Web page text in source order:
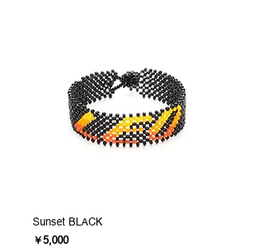
Sunset BLACK
価格
￥5,000